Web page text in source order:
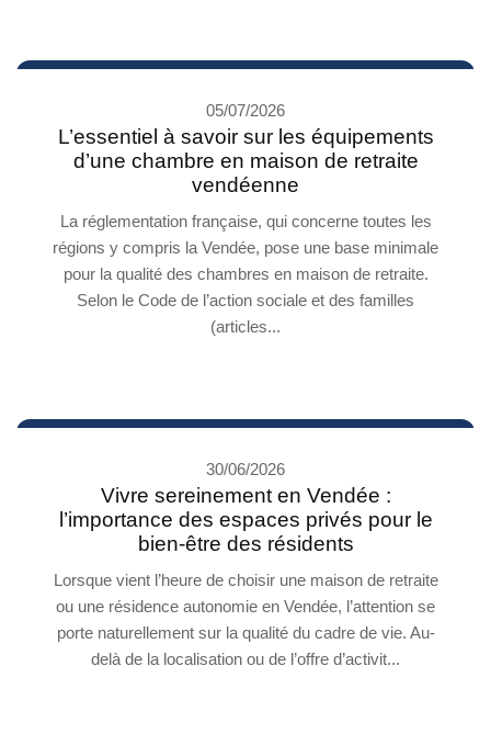
05/07/2026
L’essentiel à savoir sur les équipements
d’une chambre en maison de retraite
vendéenne
La réglementation française, qui concerne toutes les
régions y compris la Vendée, pose une base minimale
pour la qualité des chambres en maison de retraite.
Selon le Code de l’action sociale et des familles
(articles...
30/06/2026
Vivre sereinement en Vendée :
l’importance des espaces privés pour le
bien-être des résidents
Lorsque vient l’heure de choisir une maison de retraite
ou une résidence autonomie en Vendée, l’attention se
porte naturellement sur la qualité du cadre de vie. Au-
delà de la localisation ou de l’offre d’activit...